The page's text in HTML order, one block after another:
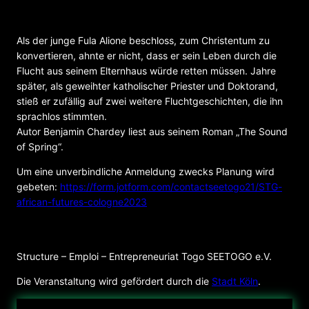
Als der junge Fula Alione beschloss, zum Christentum zu
konvertieren, ahnte er nicht, dass er sein Leben durch die
Flucht aus seinem Elternhaus würde retten müssen. Jahre
später, als geweihter katholischer Priester und Doktorand,
stieß er zufällig auf zwei weitere Fluchtgeschichten, die ihn
sprachlos stimmten.
Autor Benjamin Chardey liest aus seinem Roman „The Sound
of Spring“.
Um eine unverbindliche Anmeldung zwecks Planung wird
gebeten: https://form.jotform.com/contactseetogo21/STG-
african-futures-cologne2023
Structure – Emploi – Entrepreneuriat Togo SEETOGO e.V.
Die Veranstaltung wird gefördert durch die Stadt Köln.